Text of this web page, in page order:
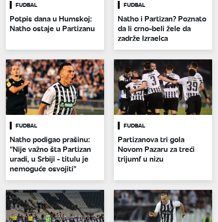
FUDBAL
Potpis dana u Humskoj:
Natho ostaje u Partizanu
FUDBAL
Natho i Partizan? Poznato
da li crno-beli žele da
zadrže Izraelca
FUDBAL
Natho podigao prašinu:
"Nije važno šta Partizan
uradi, u Srbiji - titulu je
nemoguće osvojiti"
FUDBAL
Partizanova tri gola
Novom Pazaru za treći
trijumf u nizu